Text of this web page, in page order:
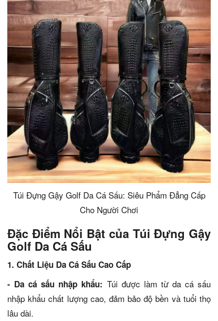
Túi Đựng Gậy Golf Da Cá Sấu: Siêu Phẩm Đẳng Cấp
Cho Người Chơi
Đặc Điểm Nổi Bật của Túi Đựng Gậy
Golf Da Cá Sấu
1. Chất Liệu Da Cá Sấu Cao Cấp
- Da cá sấu nhập khẩu: Túi được làm từ da cá sấu
nhập khẩu chất lượng cao, đảm bảo độ bền và tuổi thọ
lâu dài.